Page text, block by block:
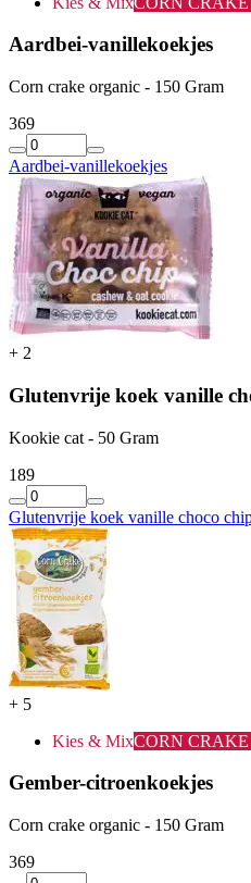
Aardbei-vanillekoekjes
Corn crake organic - 150 Gram
369
Aardbei-vanillekoekjes
+ 2
Glutenvrije koek vanille
Kookie cat - 50 Gram
189
Glutenvrije koek vanille choco
+ 5
Kies & MixCORN CRAKE
Gember-citroenkoekjes
Corn crake organic - 150 Gram
369